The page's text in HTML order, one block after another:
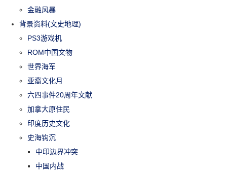
金融风暴
背景资料(文史地理)
PS3游戏机
ROM中国文物
世界海军
亚裔文化月
六四事件20周年文献
加拿大原住民
印度历史文化
史海钩沉
中印边界冲突
中国内战